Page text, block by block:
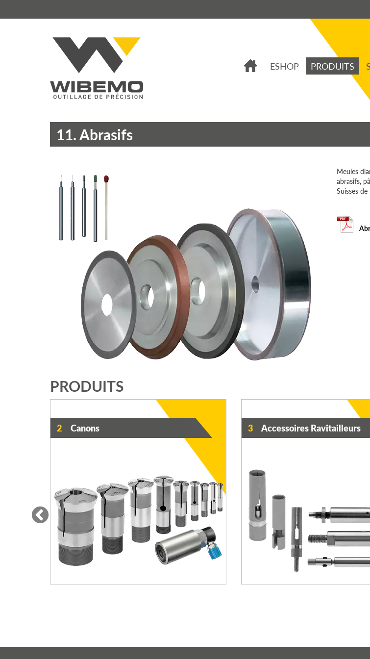
ESHOP PRODUITS
11. Abrasifs
Meules
abrasifs,
Suisses
PRODUITS
2 Canons 3 Accessoires Ravitailleurs